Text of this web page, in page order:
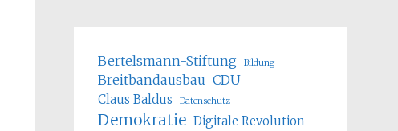
Bertelsmann-Stiftung Bildung
Breitbandausbau CDU
Claus Baldus Datenschutz
Demokratie Digitale Revolution